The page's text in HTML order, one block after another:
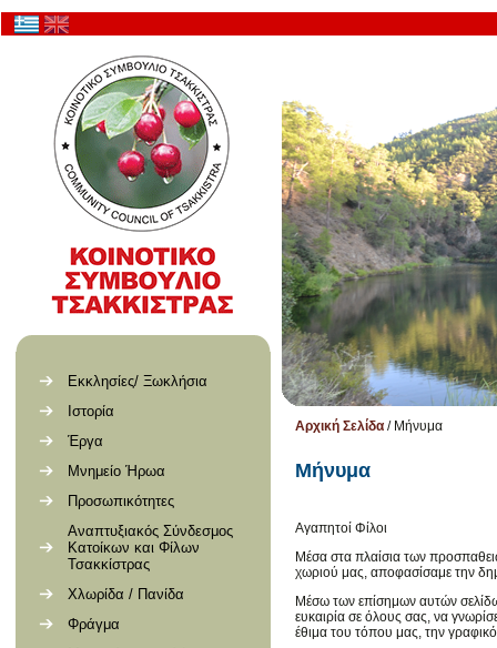
Εκκλησίες/ Ξωκλήσια
Ιστορία
Έργα
Μνημείο Ήρωα
Προσωπικότητες
Αναπτυξιακός Σύνδεσμος
Κατοίκων και Φίλων
Τσακκίστρας
Χλωρίδα / Πανίδα
Φράγμα
Αρχική Σελίδα / Μήνυμα
Μήνυμα
Αγαπητοί Φίλοι
Μέσα στα πλαίσια των
χωριού μας, αποφασίσαμε την
Μέσω των επίσημων αυτών
ευκαιρία σε όλους σας, να
έθιμα του τόπου μας, την